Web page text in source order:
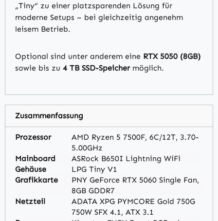
„Tiny“ zu einer platzsparenden Lösung für
moderne Setups – bei gleichzeitig angenehm
leisem Betrieb.
Optional sind unter anderem eine RTX 5050 (8GB)
sowie bis zu 4 TB SSD-Speichermöglich.
Zusammenfassung
Prozessor
AMD Ryzen 5 7500F, 6C/12T, 3.70-
5.00GHz
Mainboard
ASRock B650I Lightning WiFi
Gehäuse
LPG Tiny V1
Grafikkarte
PNY GeForce RTX 5060 Single Fan,
8GB GDDR7
Netzteil
ADATA XPG PYMCORE Gold 750G
750W SFX 4.1, ATX 3.1